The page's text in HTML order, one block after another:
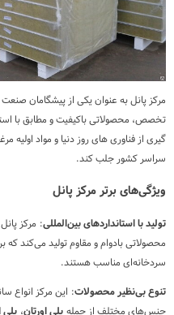
مرکز پانل به عنوان یکی از پیشگامان صنعت
تخصص، محصولاتی باکیفیت و مطابق با
گیری از فناوری های روز دنیا و مواد
سراسر کشور جلب کند.
ویژگی‌های برتر مرکز پانل
تولید با استانداردهای بین‌المللی: مرکز
محصولاتی بادوام و مقاوم تولید می‌کند که
سردخانه‌ای مناسب هستند.
تنوع بی‌نظیر محصولات: این مرکز انواع
پلی اورتان پلی